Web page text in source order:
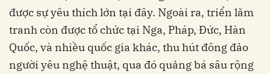
được sự yêu thích lớn tại đây. Ngoài ra, triển lãm
tranh còn được tổ chức tại Nga, Pháp, Đức, Hàn
Quốc, và nhiều quốc gia khác, thu hút đông đảo
người yêu nghệ thuật, qua đó quảng bá sâu rộng